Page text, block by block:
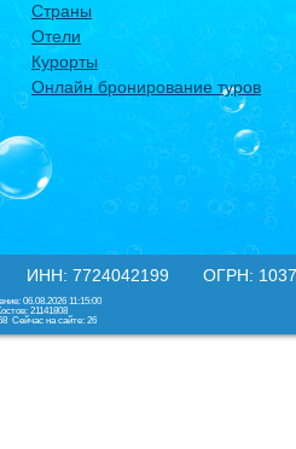
Страны
Отели
Курорты
Онлайн бронирование туров
ИНН: 7724042199 ОГРН:
06.08.2026 11:15:00
21141808
Сейчас на сайте: 26